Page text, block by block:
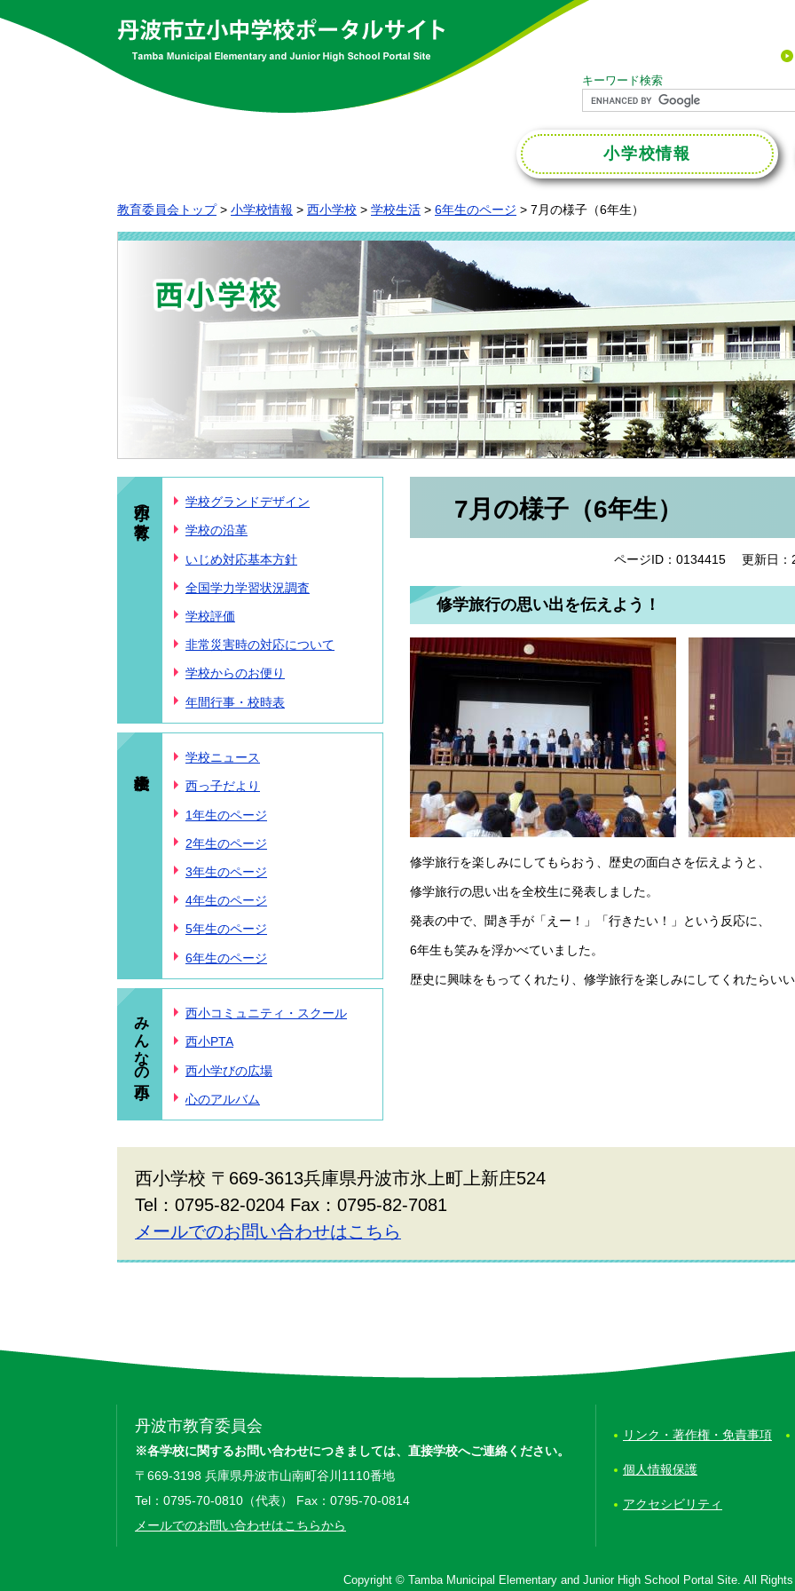
キーワード検索
小学校情報
教育委員会トップ > 小学校情報 > 西小学校 > 学校生活 > 6年生のページ > 7月の様子（6年生）
西小の教育 学校グランドデザイン
学校の沿革
いじめ対応基本方針
全国学力学習状況調査
学校評価
非常災害時の対応について
学校からのお便り
年間行事・校時表
学校ニュース
西っ子だより
1年生のページ
2年生のページ
3年生のページ
4年生のページ
5年生のページ
6年生のページ
みんなの西小 西小コミュニティ・スクール
西小PTA
西小学びの広場
心のアルバム
7月の様子（6年生）
ページID：0134415 更新日
修学旅行の思い出を伝えよう！
修学旅行を楽しみにしてもらおう、歴史の面白さを伝えようと、
修学旅行の思い出を全校生に発表しました。
発表の中で、聞き手が「えー！」「行きたい！」という反応に、
6年生も笑みを浮かべていました。
歴史に興味をもってくれたり、修学旅行を楽しみにしてくれたらい
西小学校 〒669-3613兵庫県丹波市氷上町上新庄524
Tel：0795-82-0204 Fax：0795-82-7081
メールでのお問い合わせはこちら
丹波市教育委員会
※各学校に関するお問い合わせにつきましては、 直接学校へご連絡ください。
〒669-3198 兵庫県丹波市山南町谷川1110番地
Tel：0795-70-0810（代表） Fax：0795-70-0814
メールでのお問い合わせはこちらから
リンク・著作権・免責事項
個人情報保護
アクセシビリティ
Copyright © Tamba Municipal Elementary and Junior High School Portal Site. All